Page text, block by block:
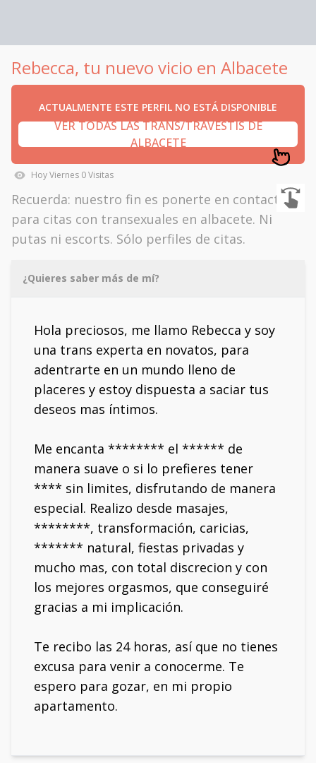
Rebecca, tu nuevo vicio en Albacete
ACTUALMENTE ESTE PERFIL NO ESTÁ DISPONIBLE
VER TODAS LAS TRANS/TRAVESTIS DE
ALBACETE
HoyViernes 0Visitas
Recuerda: nuestro fin es ponerte en contacto
para citas con transexuales en albacete. Ni
putas ni escorts. Sólo perfiles de citas.
¿Quieres saber más de mí?
Hola preciosos, me llamo Rebecca y soy
una trans experta en novatos, para
adentrarte en un mundo lleno de
placeres y estoy dispuesta a saciar tus
deseos mas íntimos.
Me encanta ******** el ****** de
manera suave o si lo prefieres tener
**** sin limites, disfrutando de manera
especial. Realizo desde masajes,
********, transformación, caricias,
******* natural, fiestas privadas y
mucho mas, con total discrecion y con
los mejores orgasmos, que conseguiré
gracias a mi implicación.
Te recibo las 24 horas, así que no tienes
excusa para venir a conocerme. Te
espero para gozar, en mi propio
apartamento.